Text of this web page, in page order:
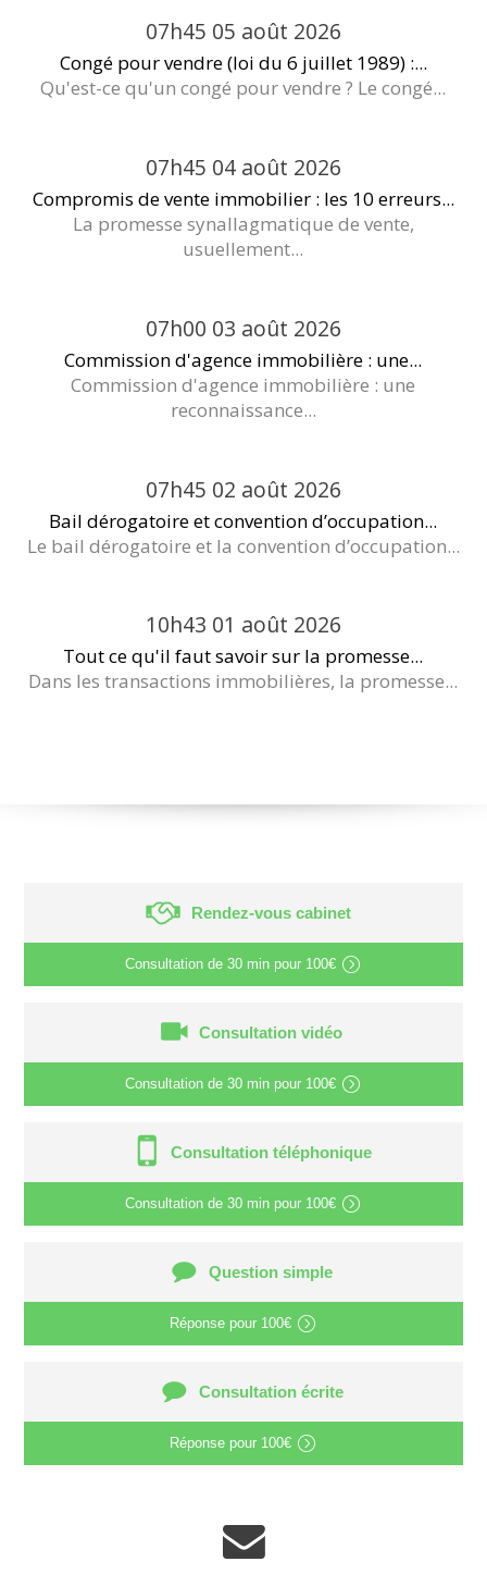
07h45 05 août 2026
Congé pour vendre (loi du 6 juillet 1989) :...
Qu'est-ce qu'un congé pour vendre ? Le congé...
07h45 04 août 2026
Compromis de vente immobilier : les 10 erreurs...
La promesse synallagmatique de vente,
usuellement...
07h00 03 août 2026
Commission d'agence immobilière : une...
Commission d'agence immobilière : une
reconnaissance...
07h45 02 août 2026
Bail dérogatoire et convention d’occupation...
Le bail dérogatoire et la convention d’occupation...
10h43 01 août 2026
Tout ce qu'il faut savoir sur la promesse...
Dans les transactions immobilières, la promesse...
Rendez-vous cabinet
Consultation de 30 min pour 100€
Consultation vidéo
Consultation de 30 min pour 100€
Consultation téléphonique
Consultation de 30 min pour 100€
Question simple
Réponse pour 100€
Consultation écrite
Réponse pour 100€